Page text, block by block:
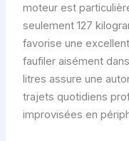
moteur est
seulement 127
favorise une
faufiler aisément
litres assure une
trajets quotidiens
improvisées en